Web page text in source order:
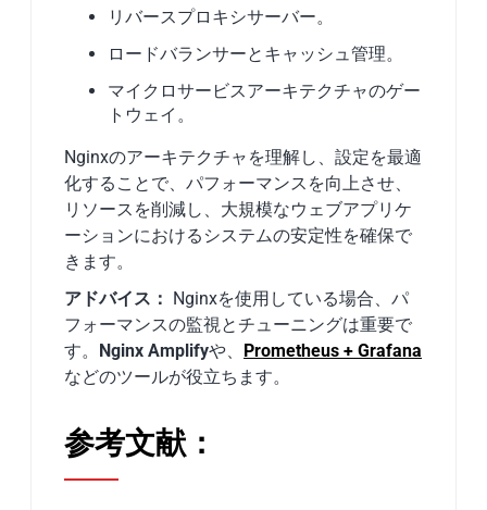
リバースプロキシサーバー。
ロードバランサーとキャッシュ管理。
マイクロサービスアーキテクチャのゲー
トウェイ。
Nginxのアーキテクチャを理解し、設定を最適
化することで、パフォーマンスを向上させ、
リソースを削減し、大規模なウェブアプリケ
ーションにおけるシステムの安定性を確保で
きます。
アドバイス： Nginxを使用している場合、パ
フォーマンスの監視とチューニングは重要で
す。 Nginx Amplifyや、 Prometheus + Grafana
などのツールが役立ちます。
参考文献：